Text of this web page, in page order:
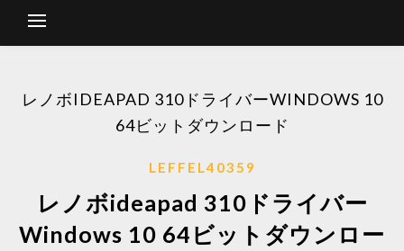
レノボIDEAPAD 310ドライバーWINDOWS 10
64ビットダウンロード
LEFFEL40359
レノボideapad 310ドライバー
Windows 10 64ビットダウンロー